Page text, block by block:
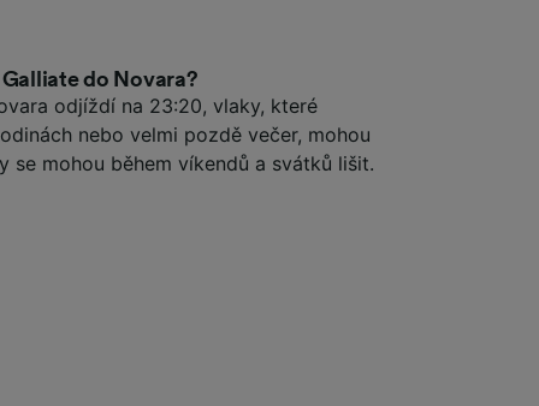
do Novara?
odjíždí na 23:20, vlaky, které
nebo velmi pozdě večer, mohou
se mohou během víkendů a svátků lišit.